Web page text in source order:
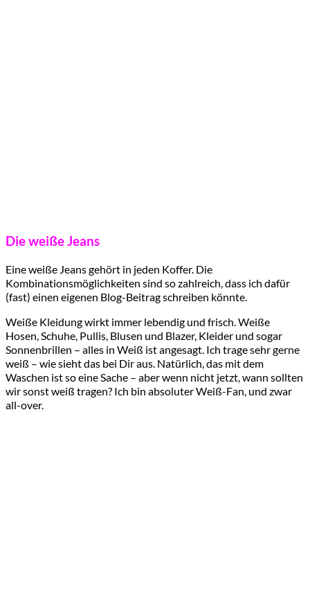
Die weiße Jeans
Eine weiße Jeans gehört in jeden Koffer. Die
Kombinationsmöglichkeiten sind so zahlreich, dass ich dafür
(fast) einen eigenen Blog-Beitrag schreiben könnte.
Weiße Kleidung wirkt immer lebendig und frisch. Weiße
Hosen, Schuhe, Pullis, Blusen und Blazer, Kleider und sogar
Sonnenbrillen – alles in Weiß ist angesagt. Ich trage sehr gerne
weiß – wie sieht das bei Dir aus. Natürlich, das mit dem
Waschen ist so eine Sache – aber wenn nicht jetzt, wann sollten
wir sonst weiß tragen? Ich bin absoluter Weiß-Fan, und zwar
all-over.